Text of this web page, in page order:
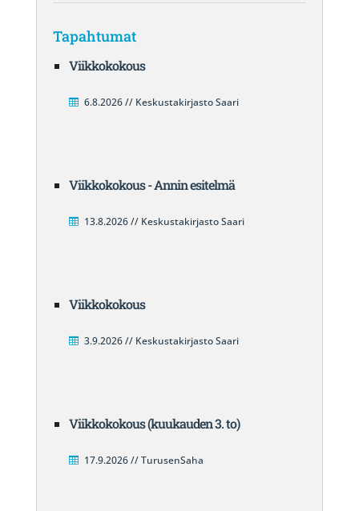
Tapahtumat
Viikkokokous
6.8.2026 // Keskustakirjasto Saari
Viikkokokous - Annin esitelmä
13.8.2026 // Keskustakirjasto Saari
Viikkokokous
3.9.2026 // Keskustakirjasto Saari
Viikkokokous (kuukauden 3. to)
17.9.2026 // TurusenSaha